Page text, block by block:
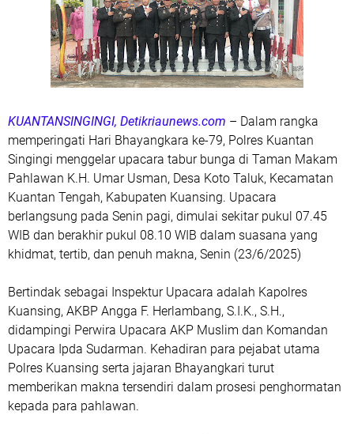
KUANTANSINGINGI, Detikriaunews.com – Dalam rangka
memperingati Hari Bhayangkara ke-79, Polres Kuantan
Singingi menggelar upacara tabur bunga di Taman Makam
Pahlawan K.H. Umar Usman, Desa Koto Taluk, Kecamatan
Kuantan Tengah, Kabupaten Kuansing. Upacara
berlangsung pada Senin pagi, dimulai sekitar pukul 07.45
WIB dan berakhir pukul 08.10 WIB dalam suasana yang
khidmat, tertib, dan penuh makna, Senin (23/6/2025)
Bertindak sebagai Inspektur Upacara adalah Kapolres
Kuansing, AKBP Angga F. Herlambang, S.I.K., S.H.,
didampingi Perwira Upacara AKP Muslim dan Komandan
Upacara Ipda Sudarman. Kehadiran para pejabat utama
Polres Kuansing serta jajaran Bhayangkari turut
memberikan makna tersendiri dalam prosesi penghormatan
kepada para pahlawan.